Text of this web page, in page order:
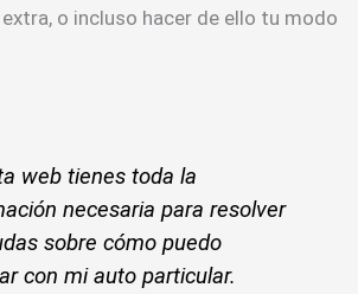
o incluso hacer de ello tu modo
web tienes toda la
necesaria para resolver
sobre cómo puedo
con mi auto particular.